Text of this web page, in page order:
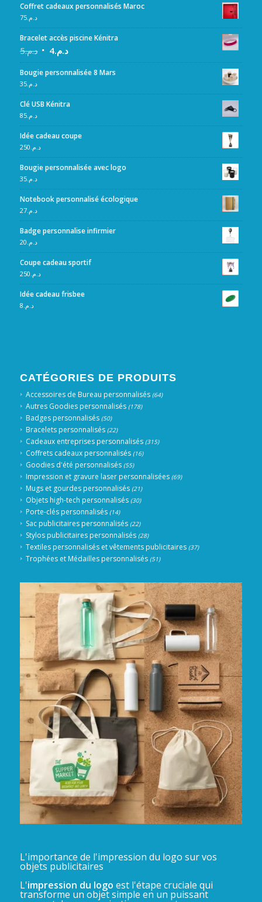
Coffret cadeaux personnalisés Maroc
د.م.75
Bracelet accès piscine Kénitra
د.م.5 د.م.4
Bougie personnalisée 8 Mars
د.م.35
Clé USB Kénitra
د.م.85
Idée cadeau coupe
د.م. 250
Bougie personnalisée avec logo
د.م.35
Notebook personnalisé écologique
د.م.27
Badge personnalise infirmier
د.م. 20
Coupe cadeau sportif
د.م. 250
Idée cadeau frisbee
د.م. 8
CATÉGORIES DE PRODUITS
Accessoires de Bureau personnalisés (64)
Autres Goodies personnalisés (178)
Badges personnalisés (50)
Bracelets personnalisés (22)
Cadeaux entreprises personnalisés (315)
Coffrets cadeaux personnalisés (16)
Goodies d'été personnalisés (55)
Impression et gravure laser personnalisées (69)
Mugs et gourdes personnalisés (21)
Objets high-tech personnalisés (30)
Porte-clés personnalisés (14)
Sac publicitaires personnalisés (22)
Stylos publicitaires personnalisés (28)
Textiles personnalisés et vêtements publicitaires (37)
Trophées et Médailles personnalisés (51)
L'importance de l'impression du logo sur vos
objets publicitaires
L'impression du logo est l'étape cruciale qui
transforme un objet simple en un puissant